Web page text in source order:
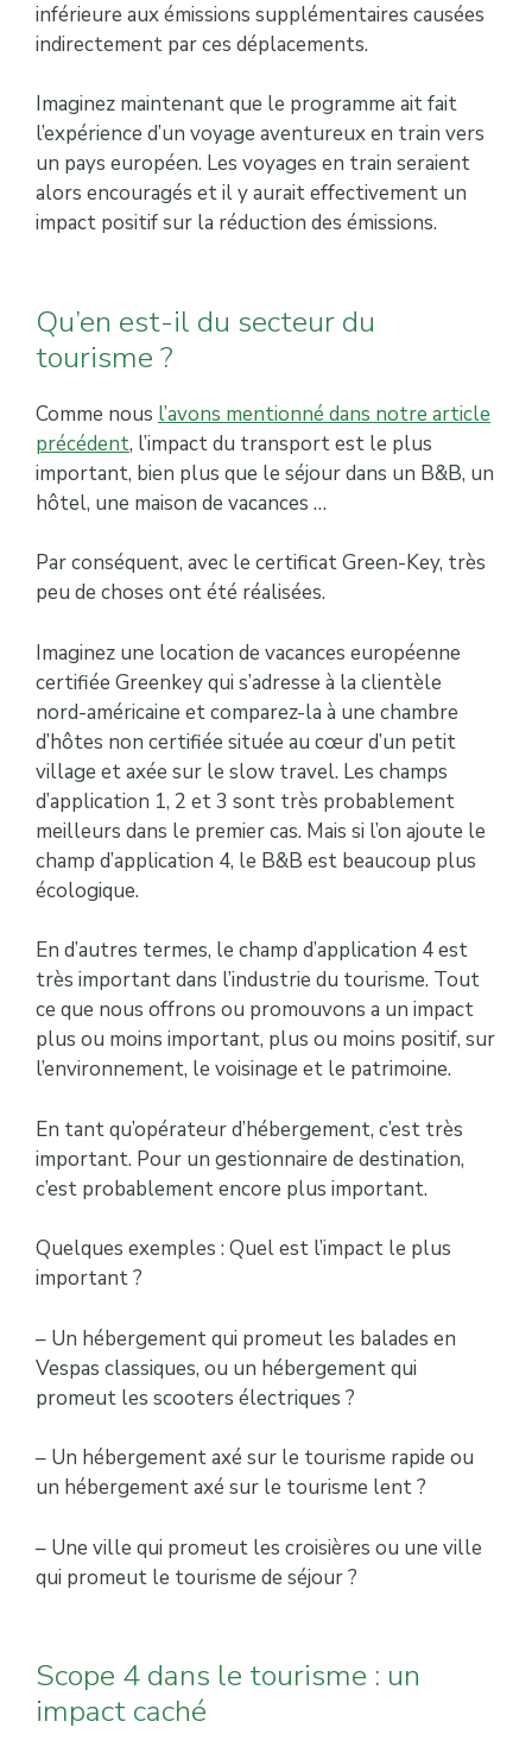
inférieure aux émissions supplémentaires causées
indirectement par ces déplacements.
Imaginez maintenant que le programme ait fait
l’expérience d’un voyage aventureux en train vers
un pays européen. Les voyages en train seraient
alors encouragés et il y aurait effectivement un
impact positif sur la réduction des émissions.
Qu’en est-il du secteur du
tourisme ?
Comme nous l’avons mentionné dans notre article
précédent, l’impact du transport est le plus
important, bien plus que le séjour dans un B&B, un
hôtel, une maison de vacances …
Par conséquent, avec le certificat Green-Key, très
peu de choses ont été réalisées.
Imaginez une location de vacances européenne
certifiée Greenkey qui s’adresse à la clientèle
nord-américaine et comparez-la à une chambre
d’hôtes non certifiée située au cœur d’un petit
village et axée sur le slow travel. Les champs
d’application 1, 2 et 3 sont très probablement
meilleurs dans le premier cas. Mais si l’on ajoute le
champ d’application 4, le B&B est beaucoup plus
écologique.
En d’autres termes, le champ d’application 4 est
très important dans l’industrie du tourisme. Tout
ce que nous offrons ou promouvons a un impact
plus ou moins important, plus ou moins positif, sur
l’environnement, le voisinage et le patrimoine.
En tant qu’opérateur d’hébergement, c’est très
important. Pour un gestionnaire de destination,
c’est probablement encore plus important.
Quelques exemples : Quel est l’impact le plus
important ?
– Un hébergement qui promeut les balades en
Vespas classiques, ou un hébergement qui
promeut les scooters électriques ?
– Un hébergement axé sur le tourisme rapide ou
un hébergement axé sur le tourisme lent ?
– Une ville qui promeut les croisières ou une ville
qui promeut le tourisme de séjour ?
Scope 4 dans le tourisme : un
impact caché